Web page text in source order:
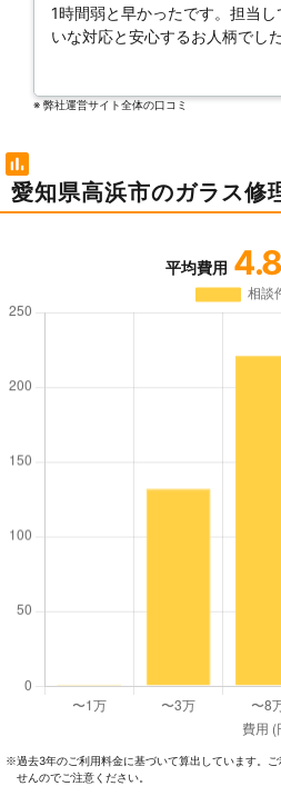
1時間弱と早かったです。担当
いな対応と安心するお人柄でした
※ 弊社運営サイト全体の⼝コミ
愛知県高浜市のガラス修
平均費用 4.8
※過去3年のご利⽤料⾦に基づいて算出しています。
せんのでご注意ください。